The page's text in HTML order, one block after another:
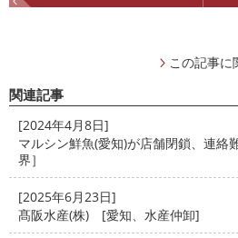
この記事に
関連記事
[2024年4月8日]
マルシン鮮魚(愛知)が店舗閉鎖、連
界］
[2025年6月23日]
髙阪水産(株) [愛知、水産仲卸]